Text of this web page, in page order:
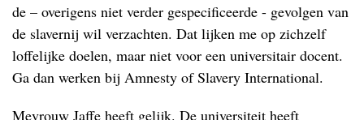
de – overigens niet verder gespecificeerde - gevolgen van
de slavernij wil verzachten. Dat lijken me op zichzelf
loffelijke doelen, maar niet voor een universitair docent.
Ga dan werken bij Amnesty of Slavery International.
Mevrouw Jaffe heeft gelijk. De universiteit heeft